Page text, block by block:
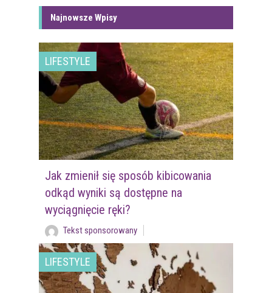
Najnowsze Wpisy
LIFESTYLE
Jak zmienił się sposób kibicowania
odkąd wyniki są dostępne na
wyciągnięcie ręki?
Tekst sponsorowany
LIFESTYLE